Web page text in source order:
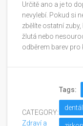
Určitě ano a je to
nevylebí. Pokud si
zbělíte ostatní
žlutá nebo
odběrem barev pro
CATEGORY:
Zdraví a
Tags: